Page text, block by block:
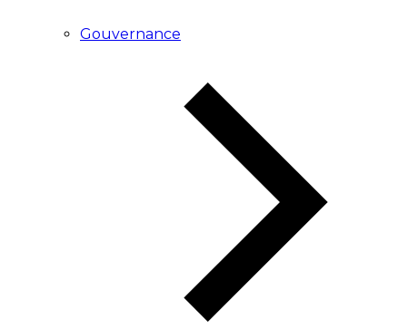
Gouvernance